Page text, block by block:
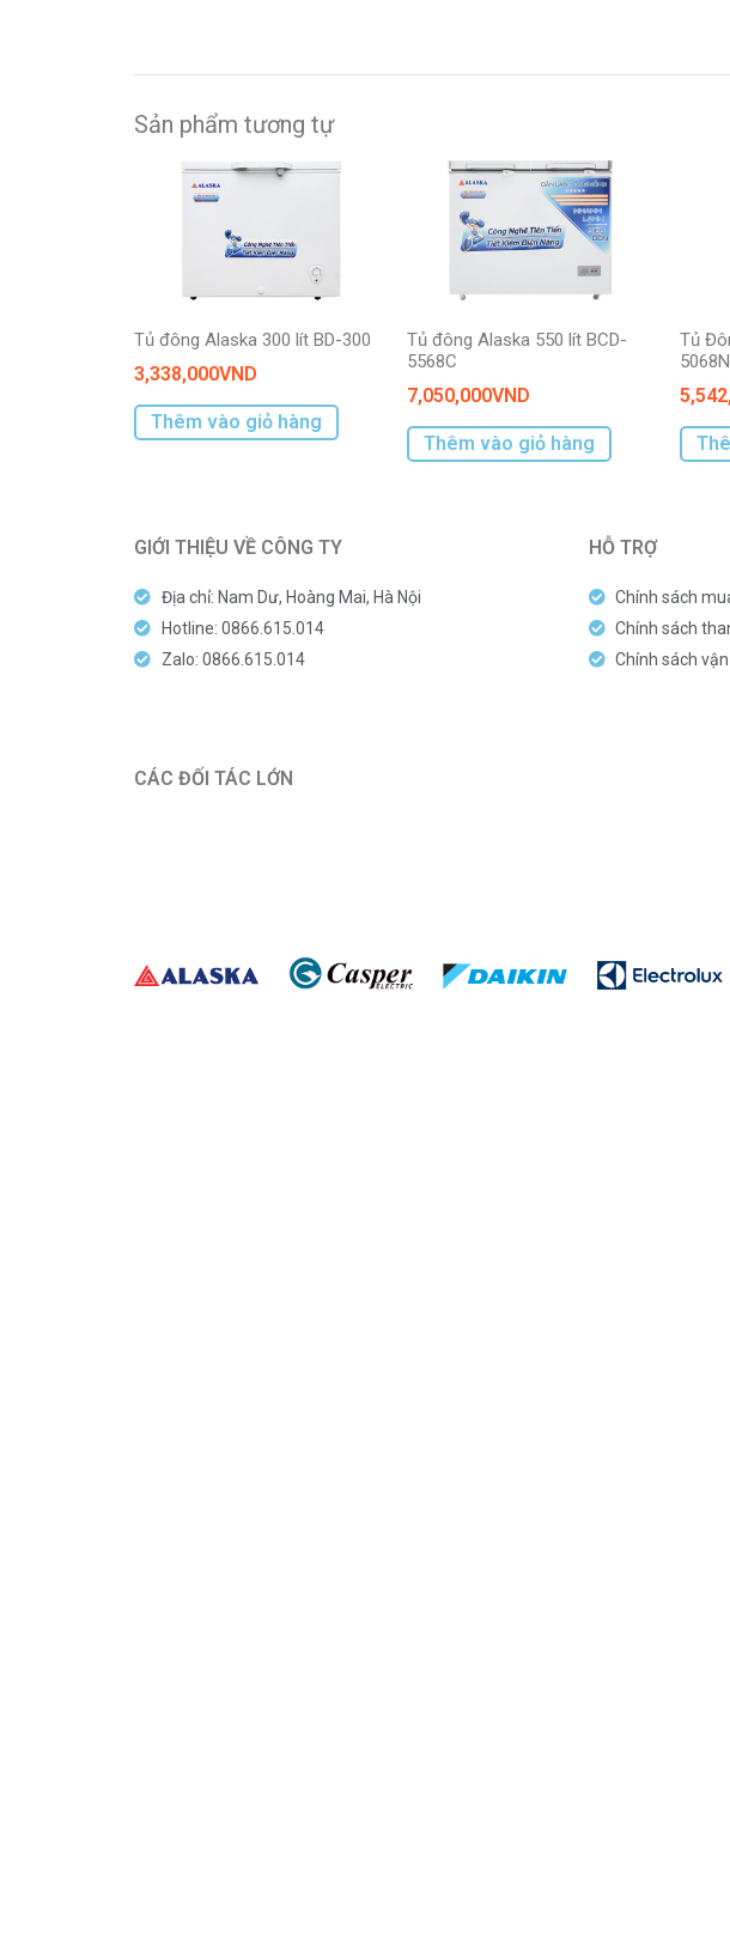
Sản phẩm tương tự
Tủ đông Alaska 300 lít BD-300
3,338,000VND
Thêm vào giỏ hàng
Tủ đông Alaska 550 lít BCD-
5568C
7,050,000VND
Thêm vào giỏ hàng
Tủ
5068N
GIỚI THIỆU VỀ CÔNG TY
Địa chỉ: Nam Dư, Hoàng Mai, Hà Nội
Hotline: 0866.615.014
Zalo: 0866.615.014
CÁC ĐỐI TÁC LỚN
HỖ TRỢ
Chính sách
Chính sách
Chính sách